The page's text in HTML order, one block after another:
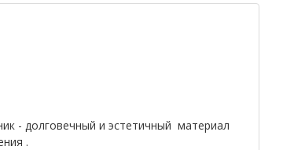
- долговечный и эстетичный материал
.